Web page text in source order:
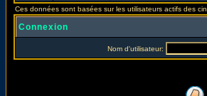
Ces données sont basées sur les utilisateurs actifs des
Connexion
Nom d'utilisateur: